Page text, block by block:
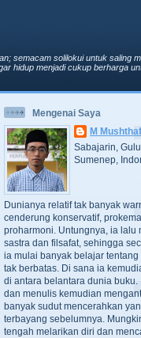
semacam solilokui untuk saling
hidup menjadi cukup berharga
Mengenai Saya
M
Sabajarin,
Sumenep,
Dunianya relatif tak banyak
cenderung konservatif,
proharmoni. Untungnya, ia lalu
sastra dan filsafat, sehingga
ia mulai banyak belajar
tak berbatas. Di sana ia
di antara belantara dunia buku.
dan menulis kemudian
banyak sudut mencerahkan
terbayang sebelumnya.
tengah melarikan diri dan